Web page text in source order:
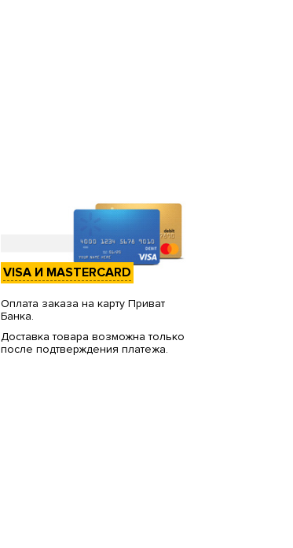
VISA И MASTERCARD
Оплата заказа на карту Приват
Банка.
Доставка товара возможна только
после подтверждения платежа.